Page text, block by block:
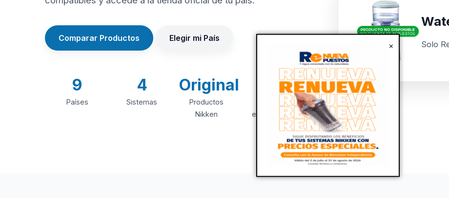
×
Comparar Productos Elegir mi País
9
Países
4
Sistemas
Original
Productos
Nikken
+20
Años de
experiencia
Solo